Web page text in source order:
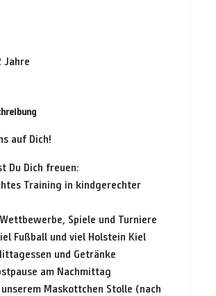
Jahre
auf Dich!
Du Dich freuen:
Training in kindgerechter
Wettbewerbe, Spiele und Turniere
Fußball und viel Holstein Kiel
und Getränke
am Nachmittag
unserem Maskottchen Stolle (nach